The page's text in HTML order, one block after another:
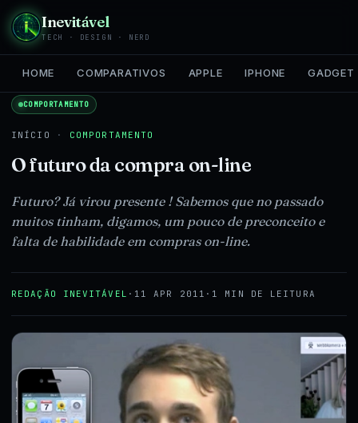
Inevitável
TECH · DESIGN · NERD
HOME COMPARATIVOS APPLE IPHONE GADGET
COMPORTAMENTO
INÍCIO · COMPORTAMENTO
O futuro da compra on-line
Futuro? Já virou presente ! Sabemos que no passado
muitos tinham, digamos, um pouco de preconceito e
falta de habilidade em compras on-line.
REDAÇÃO INEVITÁVEL · 11 APR 2011 · 1 MIN DE LEITURA